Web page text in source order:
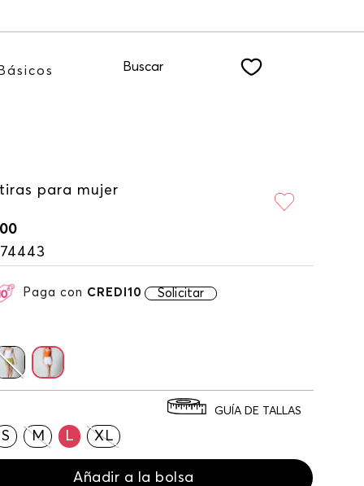
a nuestro NEWSLETTER
Básicos Buscar
para mujer
Paga con CREDI10 Solicitar
S M L XL
GUÍA DE TALLAS
Añadir a la bolsa